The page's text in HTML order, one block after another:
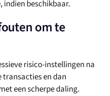
beschikbaar.
om te
risico-instellingen na
en dan
een scherpe daling.